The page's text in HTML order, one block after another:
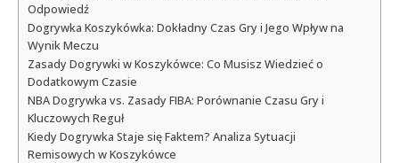
Odpowiedź
Dogrywka Koszykówka: Dokładny Czas Gry i Jego Wpływ na
Wynik Meczu
Zasady Dogrywki w Koszykówce: Co Musisz Wiedzieć o
Dodatkowym Czasie
NBA Dogrywka vs. Zasady FIBA: Porównanie Czasu Gry i
Kluczowych Reguł
Kiedy Dogrywka Staje się Faktem? Analiza Sytuacji
Remisowych w Koszykówce